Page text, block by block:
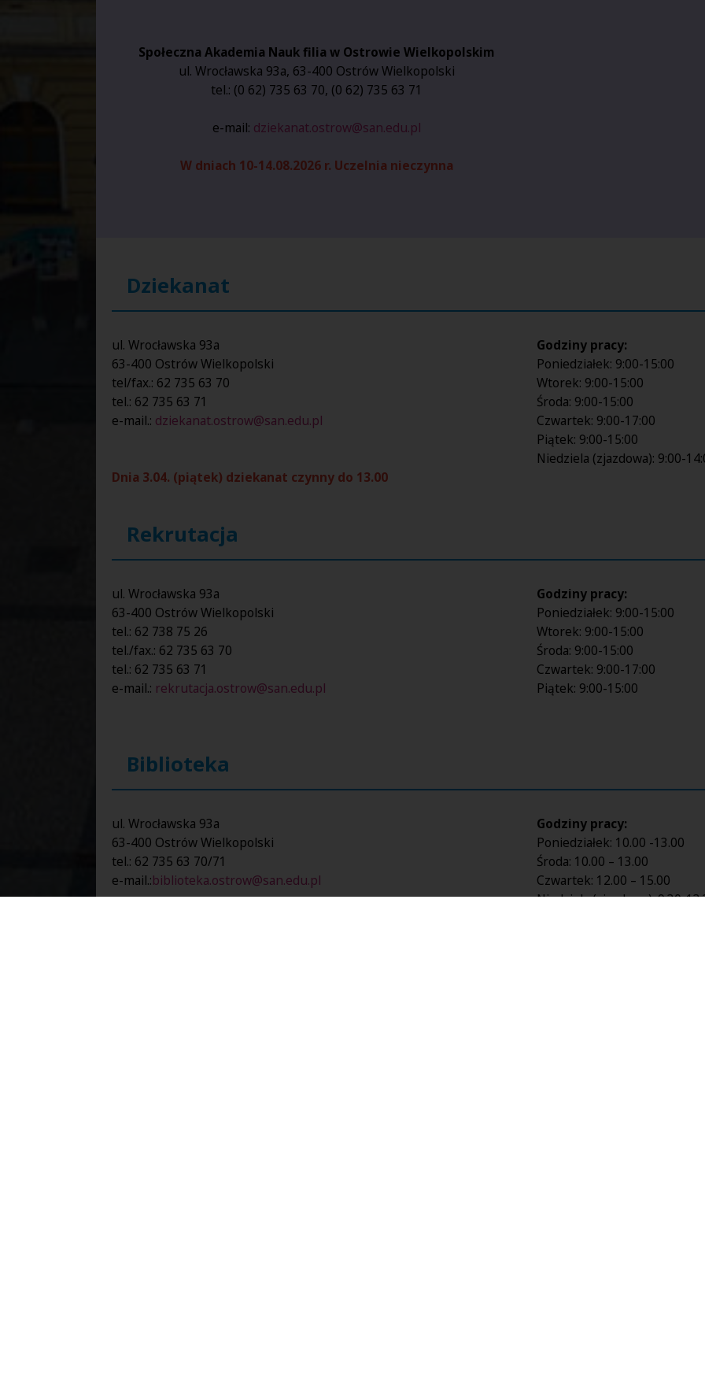
Społeczna Akademia Nauk filia w Ostrowie Wielkopolskim
ul. Wrocławska 93a, 63-400 Ostrów Wielkopolski
tel.: (0 62) 735 63 70, (0 62) 735 63 71
e-mail: dziekanat.ostrow@san.edu.pl
W dniach 10-14.08.2026 r. Uczelnia nieczynna
Dziekanat
ul. Wrocławska 93a
63-400 Ostrów Wielkopolski
tel/fax.: 62 735 63 70
tel.: 62 735 63 71
e-mail.: dziekanat.ostrow@san.edu.pl
Dnia 3.04. (piątek) dziekanat czynny do 13.00
Godziny pracy:
Poniedziałek: 9:00-15:00
Wtorek: 9:00-15:00
Środa: 9:00-15:00
Czwartek: 9:00-17:00
Piątek: 9:00-15:00
Niedziela (zjazdowa): 9:00-
Rekrutacja
ul. Wrocławska 93a
63-400 Ostrów Wielkopolski
tel.: 62 738 75 26
tel./fax.: 62 735 63 70
tel.: 62 735 63 71
e-mail.: rekrutacja.ostrow@san.edu.pl
Godziny pracy:
Poniedziałek: 9:00-15:00
Wtorek: 9:00-15:00
Środa: 9:00-15:00
Czwartek: 9:00-17:00
Piątek: 9:00-15:00
Biblioteka
ul. Wrocławska 93a
63-400 Ostrów Wielkopolski
tel.: 62 735 63 70/71
e-mail.:biblioteka.ostrow@san.edu.pl
Godziny pracy:
Poniedziałek: 10.00 -13.00
Środa: 10.00 – 13.00
Czwartek: 12.00 – 15.00
Niedziela (zjazdowa): 9:30-